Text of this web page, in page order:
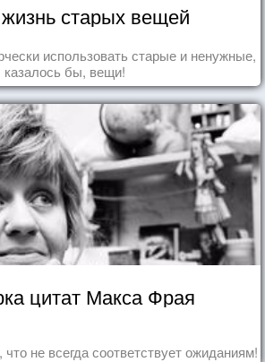
старых вещей
использовать старые и ненужные,
казалось бы, вещи!
цитат Макса Фрая
не всегда соответствует ожиданиям!